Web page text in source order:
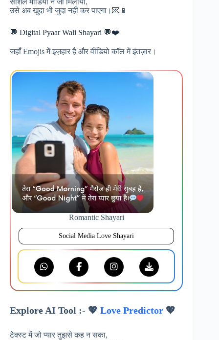
उसे अब खुदा भी जुदा नहीं कर पाएगा।💌📱
💬 Digital Pyaar Wali Shayari 💬❤️
जहाँ Emojis में इज़हार है और वीडियो कॉल में इंतज़ार।
Romantic Shayari
Social Media Love Shayari
Explore AI Tool :- 💖 Love Predictor 💖
टेक्स्ट में जो प्यार तुझसे कह न सका,